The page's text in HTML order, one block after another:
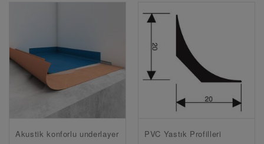
Akustik konforlu underlayer
PVC Yastık Profilleri